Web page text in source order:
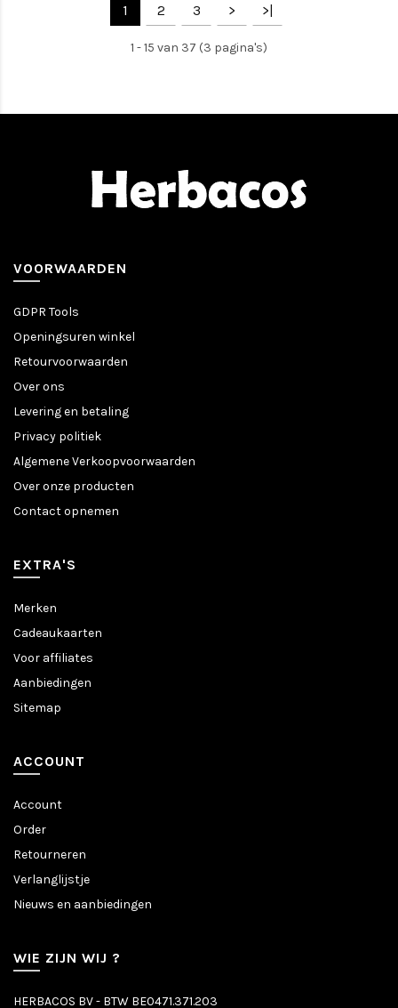
1 2 3 > >|
1 - 15 van 37 (3 pagina's)
VOORWAARDEN
GDPR Tools
Openingsuren winkel
Retourvoorwaarden
Over ons
Levering en betaling
Privacy politiek
Algemene Verkoopvoorwaarden
Over onze producten
Contact opnemen
EXTRA'S
Merken
Cadeaukaarten
Voor affiliates
Aanbiedingen
Sitemap
ACCOUNT
Account
Order
Retourneren
Verlanglijstje
Nieuws en aanbiedingen
WIE ZIJN WIJ ?
HERBACOS BV - BTW BE0471.371.203